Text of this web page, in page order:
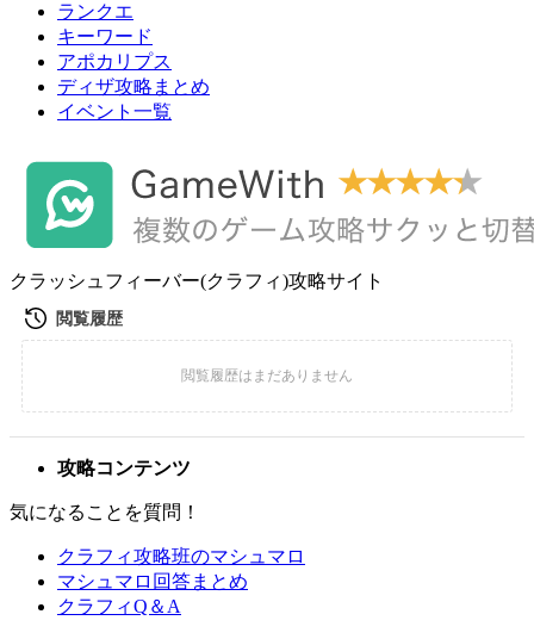
ランクエ
キーワード
アポカリプス
ディザ攻略まとめ
イベント一覧
クラッシュフィーバー(クラフィ)攻略サイト
攻略コンテンツ
気になることを質問！
クラフィ攻略班のマシュマロ
マシュマロ回答まとめ
クラフィQ＆A